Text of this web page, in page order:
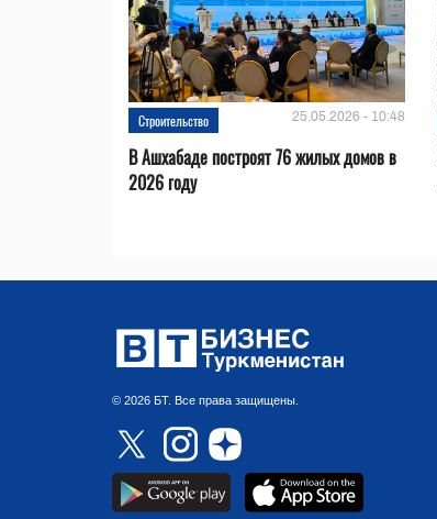
Строительство 25.05.2026 - 10:48
В Ашхабаде построят 76 жилых домов в
2026 году
© 2026 БТ. Все права защищены.